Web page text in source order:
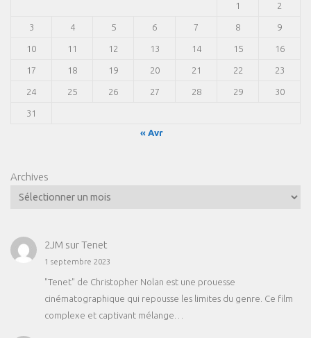
1 2
3 4 5 6 7 8 9
10 11 12 13 14 15 16
17 18 19 20 21 22 23
24 25 26 27 28 29 30
31
« Avr
Archives
2JM surTenet
1 septembre 2023
"Tenet" de Christopher Nolan est une prouesse
cinématographique qui repousse les limites du genre. Ce film
complexe et captivant mélange…